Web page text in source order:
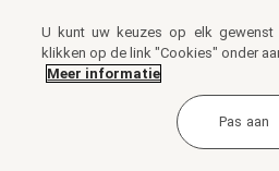
U kunt uw keuzes op elk
klikken op de link "Cookies" onder
Meer informatie
Pas aan